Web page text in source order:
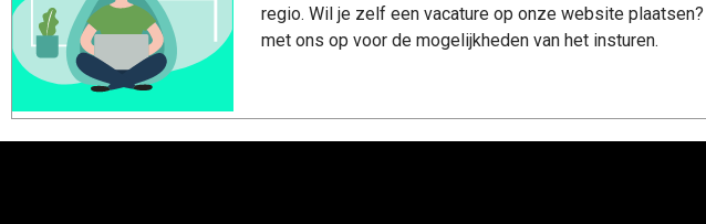
regio. Wil je zelf een vacature op onze website
met ons op voor de mogelijkheden van het insturen.